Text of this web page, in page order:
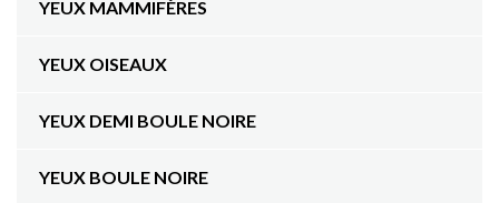
YEUX MAMMIFÈRES
YEUX OISEAUX
YEUX DEMI BOULE NOIRE
YEUX BOULE NOIRE